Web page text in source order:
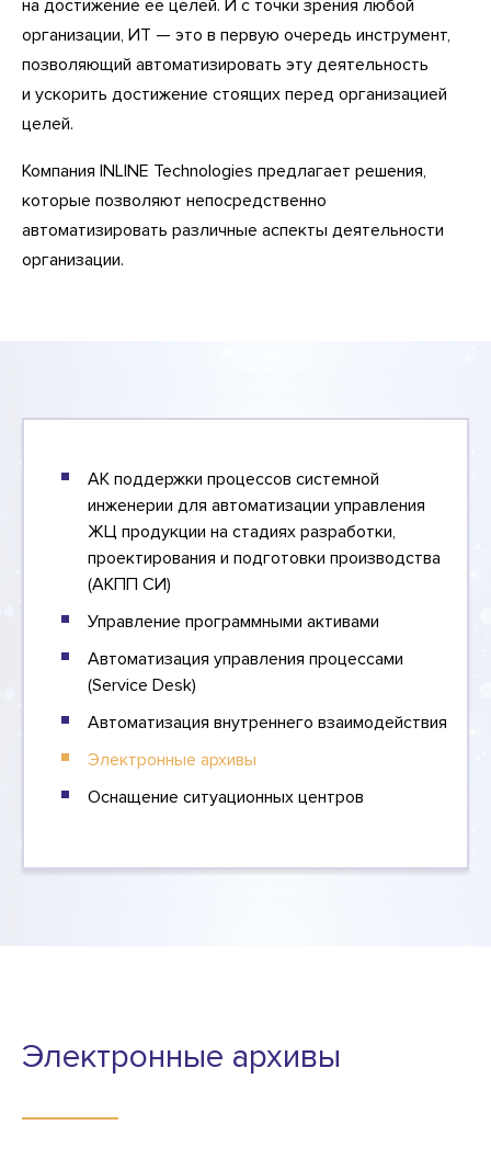
на достижение ее целей. И с точки зрения любой
организации, ИТ — это в первую очередь инструмент,
позволяющий автоматизировать эту деятельность
и ускорить достижение стоящих перед организацией
целей.
Компания INLINE Technologies предлагает решения,
которые позволяют непосредственно
автоматизировать различные аспекты деятельности
организации.
АК поддержки процессов системной
инженерии для автоматизации управления
ЖЦ продукции на стадиях разработки,
проектирования и подготовки производства
(АКПП СИ)
Управление программными активами
Автоматизация управления процессами
(Service Desk)
Автоматизация внутреннего взаимодействия
Электронные архивы
Оснащение ситуационных центров
Электронные архивы